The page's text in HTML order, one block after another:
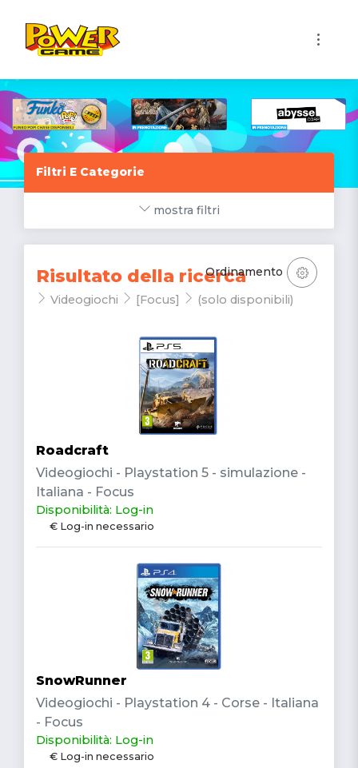
Filtri E Categorie
mostra filtri
Risultato della ricerca
Videogiochi [Focus] (solo disponibili)
Ordinamento
Roadcraft
Videogiochi - Playstation 5 - simulazione -
Italiana - Focus
Disponibilità: Log-in
€ Log-in necessario
SnowRunner
Videogiochi - Playstation 4 - Corse - Italiana
- Focus
Disponibilità: Log-in
€ Log-in necessario